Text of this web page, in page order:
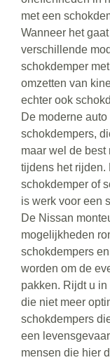
met een
Wanneer het
verschillende
schokdemper
omzetten van
echter ook
De moderne
schokdempers,
maar wel de
tijdens het rijden.
schokdemper of
is werk voor een
De Nissan
mogelijkheden
schokdempers
worden om de
pakken. Rijdt u
die niet meer
schokdempers
een
mensen die hier